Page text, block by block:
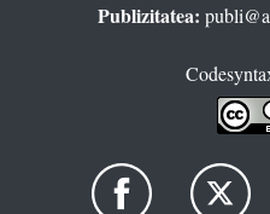
Publizitatea: